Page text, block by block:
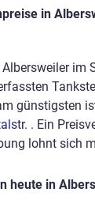
in
im
günstigsten
. Ein
lohnt sich
heute in